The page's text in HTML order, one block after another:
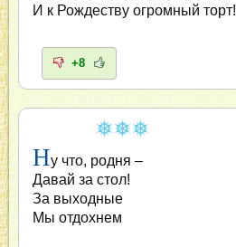
И к Рождеству огромный торт!
+8
Ну что, родня –
Давай за стол!
За выходные
Мы отдохнем